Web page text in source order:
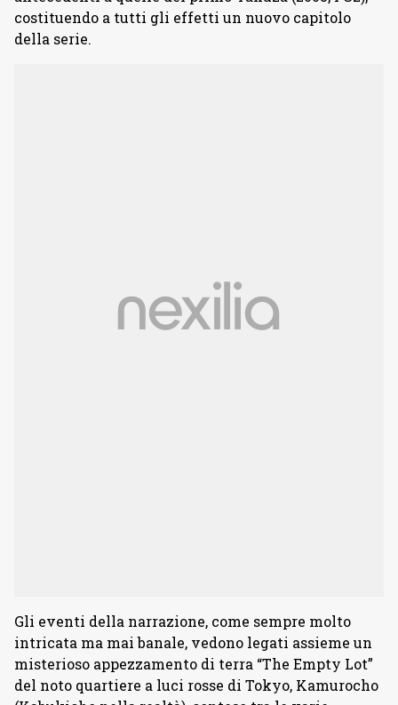
costituendo a tutti gli effetti un nuovo capitolo
della serie.
Gli eventi della narrazione, come sempre molto
intricata ma mai banale, vedono legati assieme un
misterioso appezzamento di terra “The Empty Lot”
del noto quartiere a luci rosse di Tokyo, Kamurocho